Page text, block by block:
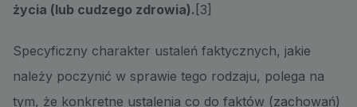
życia (lub cudzego zdrowia). [3]
Specyficzny charakter ustaleń faktycznych, jakie
należy poczynić w sprawie tego rodzaju, polega na
tym, że konkretne ustalenia co do faktów (zachowań)